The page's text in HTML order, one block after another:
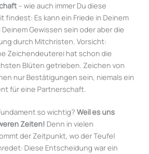
– wie auch immer Du diese
findest: Es kann ein Friede in Deinem
Deinem Gewissen sein oder aber die
durch Mitchristen. Vorsicht:
Zeichendeuterei hat schon die
Blüten getrieben. Zeichen von
nur Bestätigungen sein, niemals ein
für eine Partnerschaft.
so wichtig? Weil es uns
Zeiten! Denn in vielen
der Zeitpunkt, wo der Teufel
Diese Entscheidung war ein